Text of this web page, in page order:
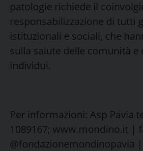
patologie richiede il
responsabilizzazione di tutti
istituzionali e sociali, che
sulla salute delle comunità e
individui.
Per informazioni: Asp Pavia
1089167; www.mondino.it |
@fondazionemondinopavia |